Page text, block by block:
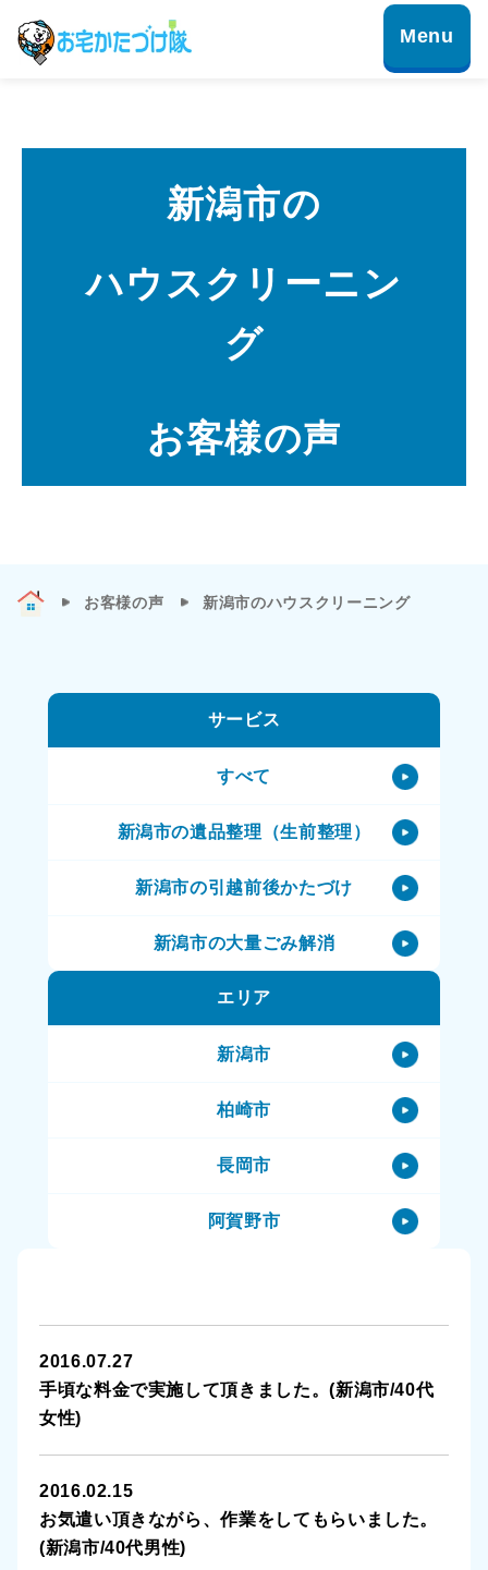
新潟市の
ハウスクリーニン
グ
お客様の声
お客様の声 新潟市のハウスクリーニング
2016.07.27
手頃な料金で実施して頂きました。(新潟市/40代
女性)
2016.02.15
お気遣い頂きながら、作業をしてもらいました。
(新潟市/40代男性)
サービス
すべて
新潟市の遺品整理（生前整理）
新潟市の引越前後かたづけ
新潟市の大量ごみ解消
新潟市のハウスクリーニング
新潟市のその他サービス
エリア
新潟市
柏崎市
長岡市
阿賀野市
小千谷市
三条市